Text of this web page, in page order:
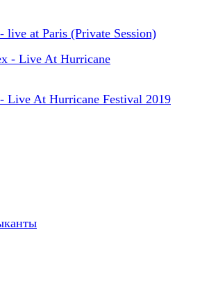
live at Paris (Private Session)
Live At Hurricane Festival 2019